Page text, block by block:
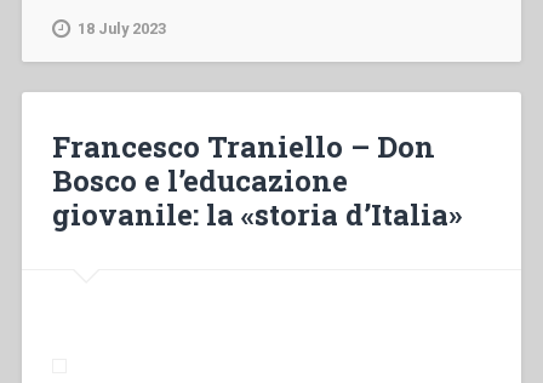
pericolosi:
pedagogia,
assistenza,
18 July 2023
Francesco Traniello – Don
Bosco e l’educazione
giovanile: la «storia d’Italia»